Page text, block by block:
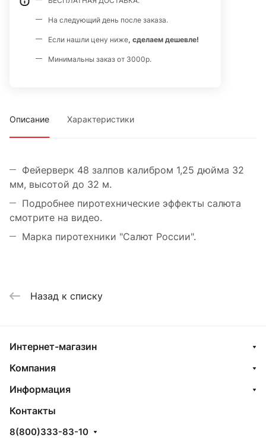
На следующий день после заказа.
Если нашли цену ниже, сделаем дешевле!
Минимальны заказ от 3000р.
Описание Характеристики
Фейерверк 48 залпов калибром 1,25 дюйма 32
мм, высотой до 32 м.
Подробнее пиротехнические эффекты салюта
смотрите на видео.
Марка пиротехники "Салют России".
Назад к списку
Интернет-магазин
Компания
Информация
Контакты
8(800)333-83-10